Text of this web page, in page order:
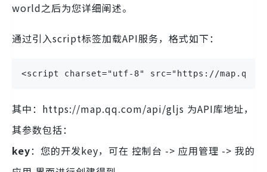
world之后为您详细阐述。
通过引入script标签加载API服务，格式如下：
<script charset="utf-8" src="https://
其中：https://map.qq.com/api/gljs 为API库地址，
其参数包括：
key：您的开发key，可在 控制台 -> 应用管理 -> 我的